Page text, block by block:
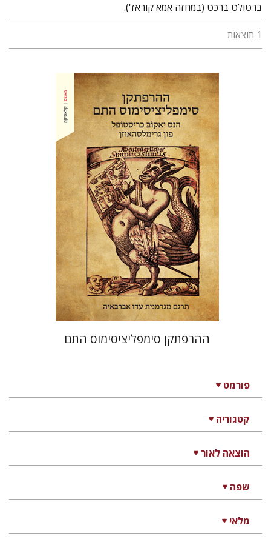
פורמט
קטגוריה
הוצאה לאור
שפה
מלאי
ברטולט ברכט (במחזה אמא קוראז').
1 תוצאות
הנס יאקוֹבּ כריסטוֹפל פון גרימלסהאוּזן
עדו אברבאיה
הנחת אתר ספר מודפס
$42
$38
ההרפתקן סימפליציסימוס התם